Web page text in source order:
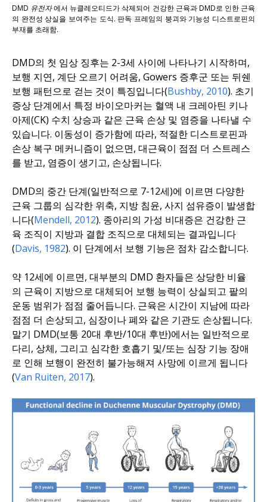
DMD 유전자에서 뉴클레오티드가 삭제되어 건강한 근육과 DMD로 인한 근육
의 완전성 상실을 보여주는 도식. 판독 프레임의 붕괴와 기능성 디스트로핀의
부재를 초래함.
DMD의 첫 임상 징후는 2-3세 사이에 나타나기 시작하며,
보행 지연, 계단 오르기 어려움, Gowers 증후군 또는 뒤쉔
보행 패턴으로 걷는 것이 특징입니다(Bushby, 2010). 초기
증상 단계에서 특정 바이오마커는 혈액 내 크레아틴 키나
아제(CK) 수치 상승과 같은 근육 손상 및 염증을 나타낼 수
있습니다. 이동성이 증가함에 따라, 적절한 디스트로핀과
손상 복구 메커니즘이 없으면, 대근육이 점점 더 스트레스
를 받고, 염증이 생기고, 손상됩니다.
DMD의 중간 단계(일반적으로 7-12세)에 이르면 다양한
근육 그룹의 심각한 위축, 지방 침윤, 사지 섬유증이 발생합
니다(Mendell, 2012). 종아리의 가성 비대증은 건강한 근
육 조직이 지방과 결합 조직으로 대체되는 결과입니다
(Davis, 1982). 이 단계에서 보행 기능은 점차 감소합니다.
약 12세에 이르면, 대부분의 DMD 환자들은 상당한 비율
의 근육이 지방으로 대체되어 보행 능력이 상실되고 팔의
운동 범위가 점점 줄어듭니다. 근육은 시간이 지남에 따라
점점 더 손상되고, 심장이나 폐와 같은 기관도 손상됩니다.
말기 DMD(보통 20대 후반/10대 후반)에서는 일반적으로
다리, 상체, 그리고 심각한 호흡기 및/또는 심장 기능 장애
로 인해 보행이 완전히 불가능해져 사망에 이르게 됩니다
(Van Ruiten, 2017).